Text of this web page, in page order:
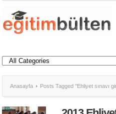
Anasayfa Posts Tagged "Ehliyet sınavı